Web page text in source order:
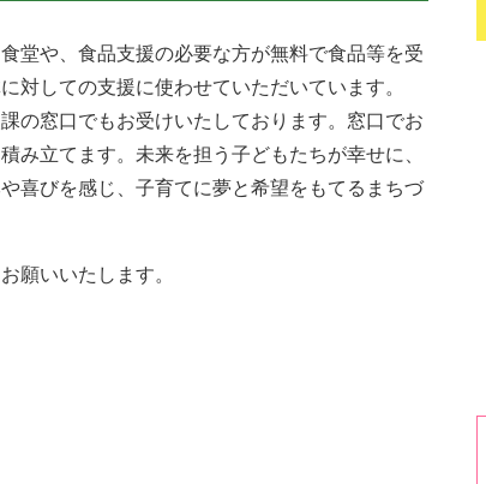
堂や、食品支援の必要な方が無料で食品等を受
対しての支援に使わせていただいています。
の窓口でもお受けいたしております。窓口でお
み立てます。未来を担う子どもたちが幸せに、
喜びを感じ、子育てに夢と希望をもてるまちづ
願いいたします。